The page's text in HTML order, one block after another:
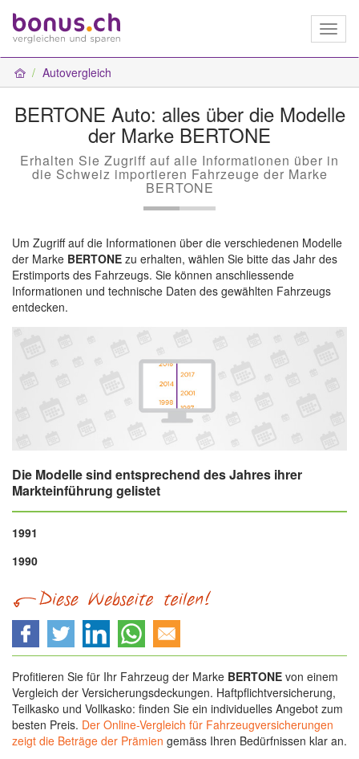
Autovergleich
BERTONE Auto: alles über die Modelle
der Marke BERTONE
Erhalten Sie Zugriff auf alle Informationen über in
die Schweiz importieren Fahrzeuge der Marke
BERTONE
Um Zugriff auf die Informationen über die verschiedenen Modelle
der Marke BERTONE zu erhalten, wählen Sie bitte das Jahr des
Erstimports des Fahrzeugs. Sie können anschliessende
Informationen und technische Daten des gewählten Fahrzeugs
entdecken.
Die Modelle sind entsprechend des Jahres ihrer
Markteinführung gelistet
1991
1990
Profitieren Sie für Ihr Fahrzeug der Marke BERTONE von einem
Vergleich der Versicherungsdeckungen. Haftpflichtversicherung,
Teilkasko und Vollkasko: finden Sie ein individuelles Angebot zum
besten Preis. Der Online-Vergleich für Fahrzeugversicherungen
zeigt die Beträge der Prämien gemäss Ihren Bedürfnissen klar an.